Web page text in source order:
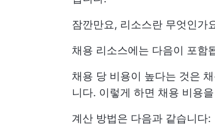
잠깐만요, 리소스란 무엇인가
채용 리소스에는 다음이 포함
채용 당 비용이 높다는 것은
니다. 이렇게 하면 채용 비용
계산 방법은 다음과 같습니다: